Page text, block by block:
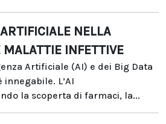
NELLA
MALATTIE INFETTIVE
Artificiale (AI) e dei Big Data
L’AI
la scoperta di farmaci, la...